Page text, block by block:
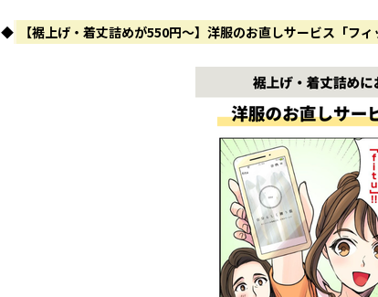
◆ 【裾上げ・着丈詰めが550円〜】洋服のお直しサービス「フ